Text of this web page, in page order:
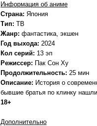
Информация об аниме
Страна: Япония
Тип: ТВ
Жанр: фантастика, экшен
Год выхода: 2024
Кол серий: 13 эп
Режиссер: Пак Сон Ху
Продолжительность: 25 мин
Описание: История о
бывшие братья по клинку
18+
Дополнительно